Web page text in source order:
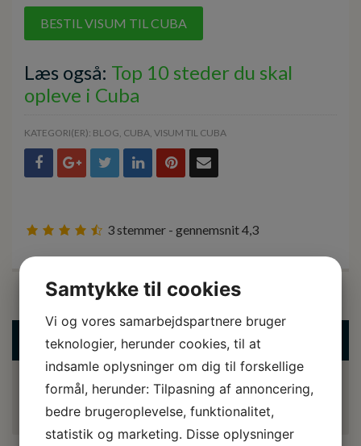
BESTIL VISUM TIL CUBA
Læs også: Top 10 steder du skal
opleve i Cuba
KATEGORI(ER): BLOG, CUBA, VISUM TIL CUBA
3stemmer - gennemsnit4,3
FÅ ET TILBUD HER
FÅ ET TILBUD HER
Samtykke til cookies
Vi og vores samarbejdspartnere bruger
teknologier, herunder cookies, til at
indsamle oplysninger om dig til forskellige
formål, herunder: Tilpasning af annoncering,
bedre brugeroplevelse, funktionalitet,
statistik og marketing. Disse oplysninger